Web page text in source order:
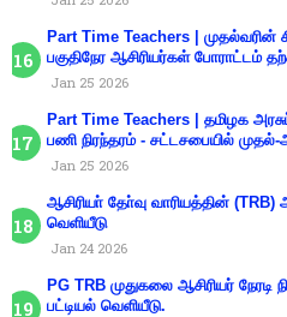
Part Time Teachers | முதல்வரின்
பகுதிநேர ஆசிரியர்கள் போராட்டம்
Jan 25 2026
Part Time Teachers | தமிழக
பணி நிரந்தரம் - சட்டசபையில்
Jan 25 2026
ஆசிரியா் தோ்வு வாரியத்தின்
வெளியீடு
Jan 24 2026
PG TRB முதுகலை ஆசிரியர் நேரடி
பட்டியல் வெளியீடு.